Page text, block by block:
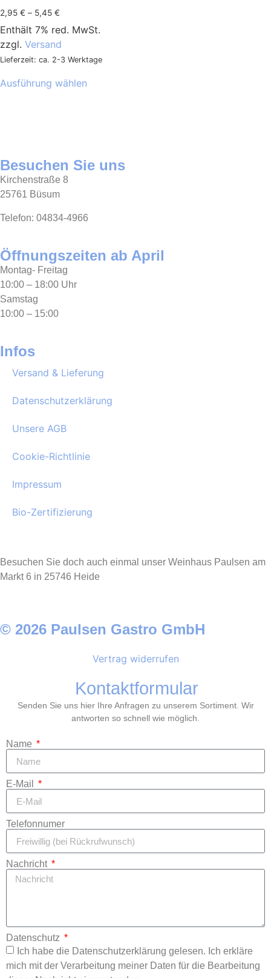
2,95 € – 5,45 €
Enthält 7% red. MwSt.
zzgl. Versand
Lieferzeit: ca. 2-3 Werktage
Ausführung wählen
Besuchen Sie uns
Kirchenstraße 8
25761 Büsum
Telefon: 04834-4966
Öffnungszeiten ab April
Montag- Freitag
10:00 – 18:00 Uhr
Samstag
10:00 – 15:00
Infos
Versand & Lieferung
Datenschutzerklärung
Unsere AGB
Cookie-Richtlinie
Impressum
Bio-Zertifizierung
Besuchen Sie doch auch einmal unser Weinhaus Paulsen am
Markt 6 in 25746 Heide
© 2026 Paulsen Gastro GmbH
Vertrag widerrufen
Kontaktformular
Senden Sie uns hier Ihre Anfragen zu unserem Sortiment. Wir
antworten so schnell wie möglich.
Name
E-Mail
Telefonnumer
Nachricht
Datenschutz
Ich habe die Datenschutzerklärung gelesen. Ich erkläre
mich mit der Verarbeitung meiner Daten für die Bearbeitung